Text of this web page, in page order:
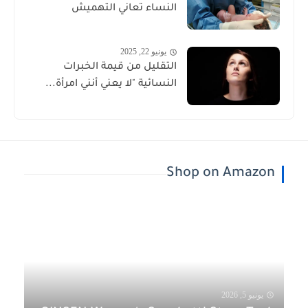
النساء تعاني التهميش
يونيو 22, 2025
التقليل من قيمة الخبرات
النسائية "لا يعني أنني امرأة...
Shop on Amazon
يونيو 5, 2026